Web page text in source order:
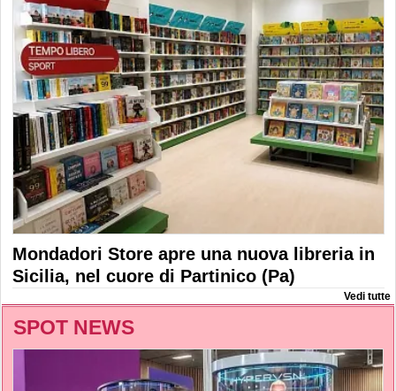
Mondadori Store apre una nuova libreria in
Sicilia, nel cuore di Partinico (Pa)
Vedi tutte
SPOT NEWS